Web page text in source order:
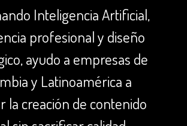
Inteligencia Artificial,
profesional y diseño
ayudo a empresas de
y Latinoamérica a
la creación de contenido